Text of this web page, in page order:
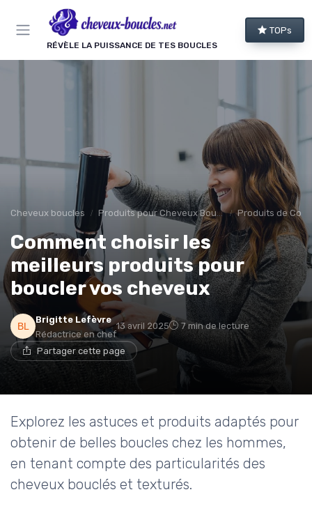
RÉVÈLE LA PUISSANCE DE TES BOUCLES
TOPs
Cheveux boucles Produits pour Cheveux Bouclés et Texturés Produits de
Comment choisir les
meilleurs produits pour
boucler vos cheveux
Brigitte Lefèvre
Rédactrice en chef
13 avril 2025 7 min de lecture
Partager cette page
Explorez les astuces et produits adaptés pour
obtenir de belles boucles chez les hommes,
en tenant compte des particularités des
cheveux bouclés et texturés.
Panneau de gestion des cookies